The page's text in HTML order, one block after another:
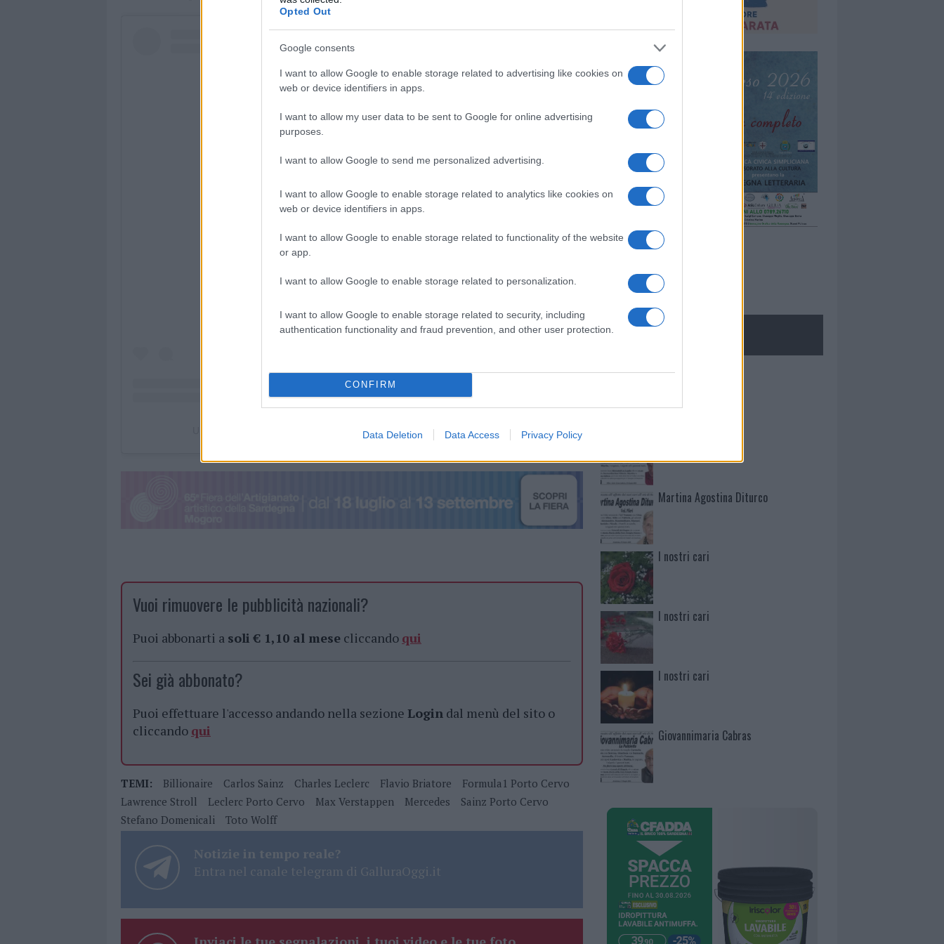
Opted Out
Google consents
I want to allow Google to enable storage related to advertising like cookies on
web or device identifiers in apps.
I want to allow my user data to be sent to Google for online advertising
purposes.
I want to allow Google to send me personalized advertising.
I want to allow Google to enable storage related to analytics like cookies on
web or device identifiers in apps.
I want to allow Google to enable storage related to functionality of the website
or app.
I want to allow Google to enable storage related to personalization.
I want to allow Google to enable storage related to security, including
authentication functionality and fraud prevention, and other user protection.
CONFIRM
Data Deletion Data Access Privacy Policy
Visualizza questo post su Instagram
Un post condiviso da Flavio Briatore (@briatoreflavio)
Vuoi rimuovere le pubblicità nazionali?
Puoi abbonarti a soli € 1,10 al mese cliccando qui
Sei già abbonato?
Puoi effettuare l'accesso andando nella sezione Login dal menù del sito o
cliccando qui
TEMI: Billionaire Carlos Sainz Charles Leclerc Flavio Briatore
Formula1 Porto Cervo
Lawrence Stroll
Leclerc Porto Cervo Max Verstappen Mercedes
Sainz Porto Cervo
Stefano Domenicali
Toto Wolff
Notizie in tempo reale?
Entra nel canale telegram di GalluraOggi.it
Mario Malu
Martina Agostina Diturco
I nostri cari
I nostri cari
I nostri cari
Giovannimaria Cabras